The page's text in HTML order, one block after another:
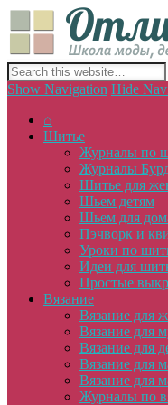
сайт о декоре, дизайне и
Show Navigation Hide
⌂
Шитье
Журналы по
Журналы
Шитье для
Шьем детям
Шьем для
Пэчворк и
Уроки по
Идеи для
Простые
Вязание
Вязание для
Вязание для
Вязание для
Вязание для
Вязание для
Журналы по